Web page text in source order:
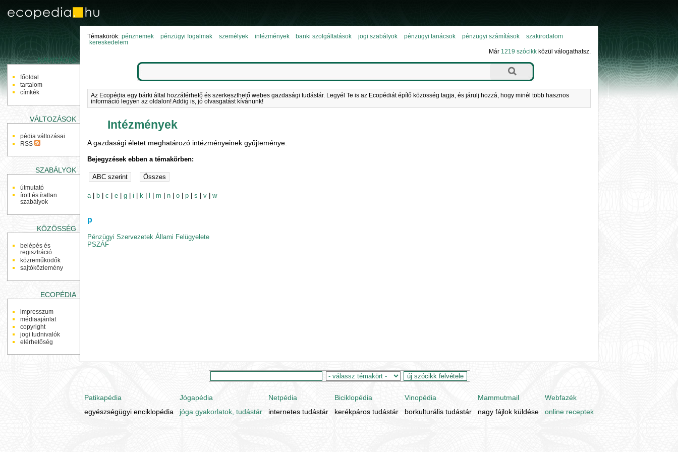
NAVIGÁCIÓ
főoldal
tartalom
címkék
VÁLTOZÁSOK
pédia változásai
RSS
SZABÁLYOK
útmutató
írott és íratlan
szabályok
KÖZÖSSÉG
belépés és
regisztráció
közreműködők
sajtóközlemény
ECOPÉDIA
impresszum
médiaajánlat
copyright
jogi tudnivalók
elérhetőség
Témakörök: pénznemek pénzügyi fogalmak személyek intézmények banki szolgáltatások jogi szabályok pénzügyi tanácsok pénzügyi számítások
szakirodalom
kereskedelem
Már 1219 szócikkközül válogathatsz.
Az Ecopédia egy bárki által hozzáférhető és szerkeszthető webes gazdasági tudástár. Legyél Te is az Ecopédiát építő közösség tagja, és járulj hozzá, hogy minél több hasznos
információ legyen az oldalon! Addig is, jó olvasgatást kívánunk!
Intézmények
A gazdasági életet meghatározó intézményeinek gyűjteménye.
Bejegyzések ebben a témakörben:
a |b |c |e |g |i |k |l |m |n |o |p |s |v |w
p
Pénzügyi Szervezetek Állami Felügyelete
PSZÁF
Patikapédia Jógapédia Netpédia Biciklopédia Vinopédia Mammutmail
Webfazék
egyészségügyi enciklopédia
jóga gyakorlatok, tudástár internetes tudástár kerékpáros tudástár borkulturális tudástár nagy fájlok küldése online receptek